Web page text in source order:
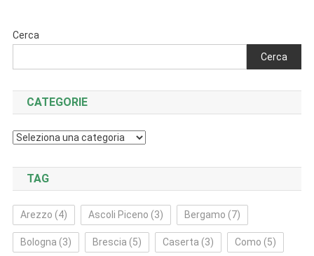
Cerca
Cerca
CATEGORIE
Categorie
TAG
Arezzo (4) Ascoli Piceno (3) Bergamo (7)
Bologna (3) Brescia (5) Caserta (3) Como (5)